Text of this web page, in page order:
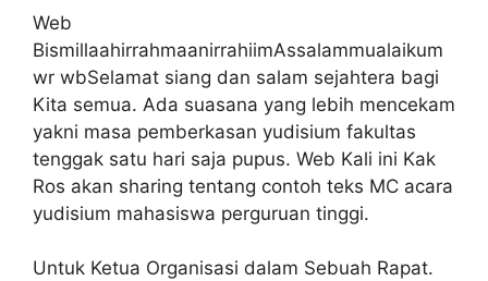
Web
BismillaahirrahmaanirrahiimAssalammualaikum
wr wbSelamat siang dan salam sejahtera bagi
Kita semua. Ada suasana yang lebih mencekam
yakni masa pemberkasan yudisium fakultas
tenggak satu hari saja pupus. Web Kali ini Kak
Ros akan sharing tentang contoh teks MC acara
yudisium mahasiswa perguruan tinggi.
Untuk Ketua Organisasi dalam Sebuah Rapat.